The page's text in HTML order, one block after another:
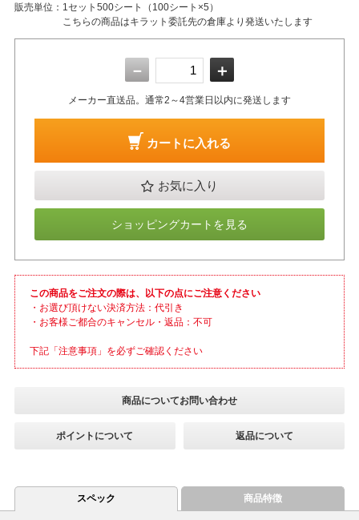
販売単位： 1セット500シート（100シート×5）
こちらの商品はキラット委託先の倉庫より発送いたします
－ ＋
メーカー直送品。通常2～4営業日以内に発送します
カートに入れる
お気に入り
ショッピングカートを見る
この商品をご注文の際は、以下の点にご注意ください
・お選び頂けない決済方法：代引き
・お客様ご都合のキャンセル・返品：不可
下記「注意事項」を必ずご確認ください
商品についてお問い合わせ
ポイントについて 返品について
スペック 商品特徴